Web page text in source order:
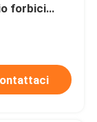
forbici